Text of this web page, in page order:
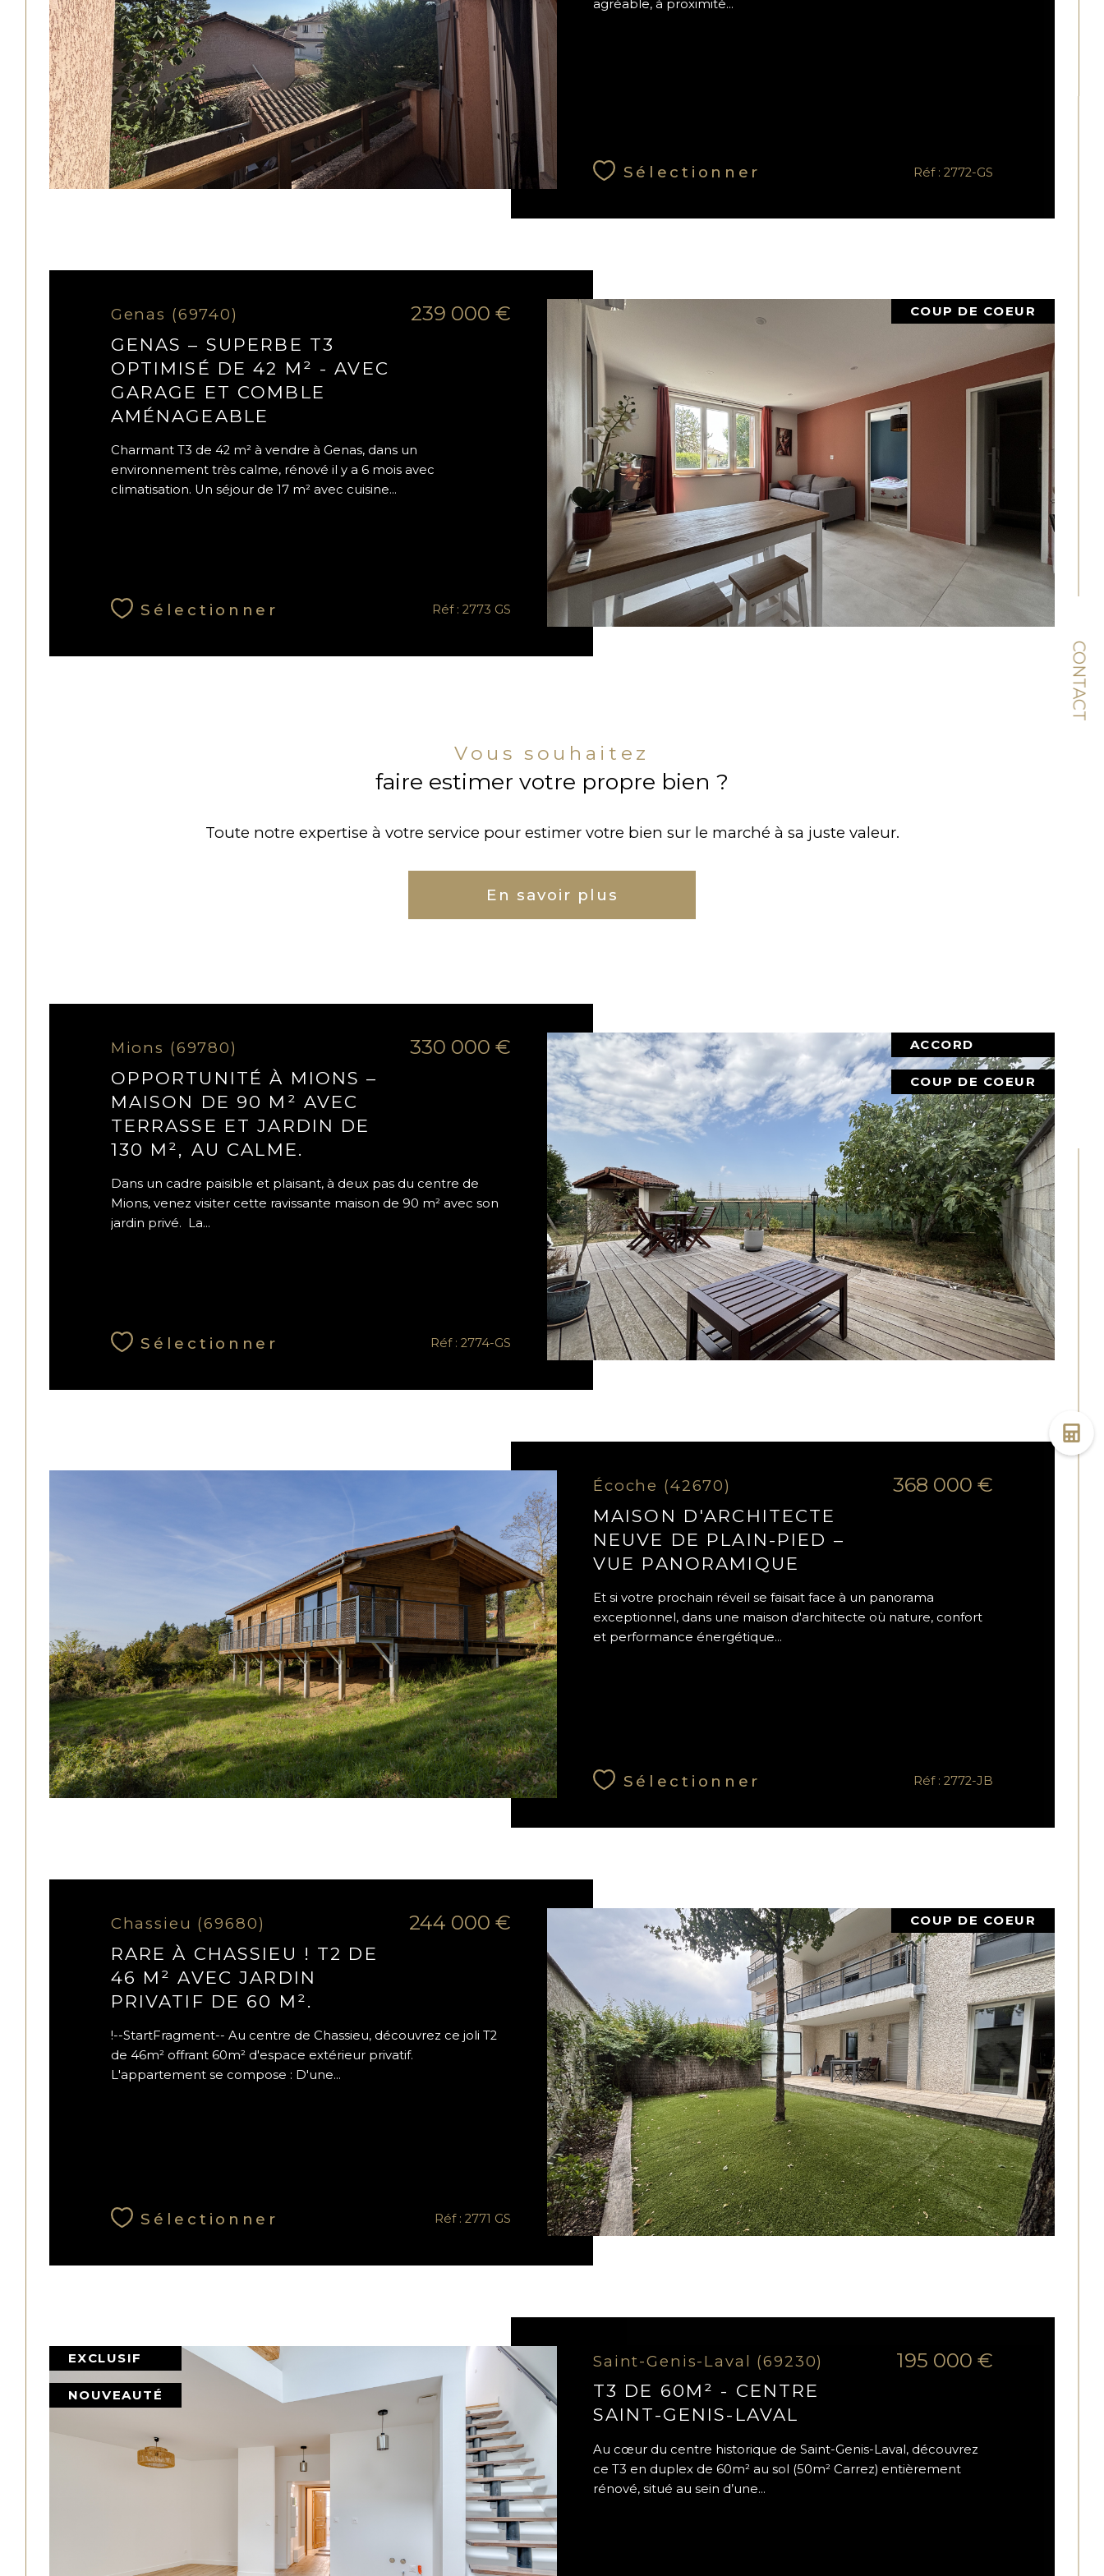
CONTACT
agréable, à proximité...
Sélectionner Réf : 2772-GS
Genas (69740)
GENAS – SUPERBE T3
OPTIMISÉ DE 42 M² - AVEC
GARAGE ET COMBLE
AMÉNAGEABLE
239 000 €
Charmant T3 de 42 m² à vendre à Genas, dans un
environnement très calme, rénové il y a 6 mois avec
climatisation. Un séjour de 17 m² avec cuisine...
Sélectionner Réf : 2773 GS
COUP DE COEUR
Vous souhaitez
faire estimer votre propre bien ?
Toute notre expertise à votre service pour estimer votre bien sur le marché à sa juste valeur.
En savoir plus
Mions (69780)
OPPORTUNITÉ À MIONS –
MAISON DE 90 M² AVEC
TERRASSE ET JARDIN DE
130 M², AU CALME.
330 000 €
Dans un cadre paisible et plaisant, à deux pas du centre de
Mions, venez visiter cette ravissante maison de 90 m² avec son
jardin privé. La...
Sélectionner Réf : 2774-GS
ACCORD
COUP DE COEUR
Écoche (42670)
MAISON D'ARCHITECTE
NEUVE DE PLAIN-PIED –
VUE PANORAMIQUE
368 000 €
Et si votre prochain réveil se faisait face à un panorama
exceptionnel, dans une maison d'architecte où nature, confort
et performance énergétique...
Sélectionner Réf : 2772-JB
Chassieu (69680)
RARE À CHASSIEU ! T2 DE
46 M² AVEC JARDIN
PRIVATIF DE 60 M².
244 000 €
!--StartFragment-- Au centre de Chassieu, découvrez ce joli T2
de 46m² offrant 60m² d'espace extérieur privatif.
L'appartement se compose : D'une...
Sélectionner Réf : 2771 GS
COUP DE COEUR
Saint-Genis-Laval (69230)
T3 DE 60M² - CENTRE
SAINT-GENIS-LAVAL
195 000 €
Au cœur du centre historique de Saint-Genis-Laval, découvrez
ce T3 en duplex de 60m² au sol (50m² Carrez) entièrement
rénové, situé au sein d’une...
EXCLUSIF
NOUVEAUTÉ